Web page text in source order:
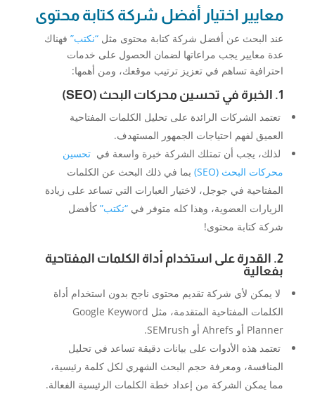
معايير اختيار أفضل شركة كتابة محتوى
عند البحث عن أفضل شركة كتابة محتوى مثل “نكتب”فهناك
عدة معايير يجب مراعاتها لضمان الحصول على خدمات
احترافية تساهم في تعزيز ترتيب موقعك، ومن أهمها:
1. الخبرة في تحسين محركات البحث (SEO)
تعتمد الشركات الرائدة على تحليل الكلمات المفتاحية
العميق لفهم احتياجات الجمهور المستهدف.
لذلك، يجب أن تمتلك الشركة خبرة واسعة في تحسين
محركات البحث (SEO)
بما في ذلك البحث عن الكلمات
المفتاحية في جوجل، لاختيار العبارات التي تساعد على زيادة
الزيارات العضوية، وهذا كله متوفر في “نكتب”كأفضل
شركة كتابة محتوى!
2. القدرة على استخدام أداة الكلمات المفتاحية
بفعالية
لا يمكن لأي شركة تقديم محتوى ناجح بدون استخدام أداة
الكلمات المفتاحية المتقدمة، مثل Google Keyword
Planner أو Ahrefs أو SEMrush.
تعتمد هذه الأدوات على بيانات دقيقة تساعد في تحليل
المنافسة، ومعرفة حجم البحث الشهري لكل كلمة رئيسية،
مما يمكن الشركة من إعداد خطة الكلمات الرئيسية الفعالة.